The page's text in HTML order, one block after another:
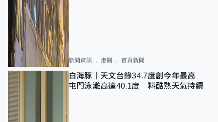
新聞資訊 港聞 首頁新聞
白海豚｜天文台錄34.7度創今年最高
屯門泳灘高達40.1度 料酷熱天氣持續